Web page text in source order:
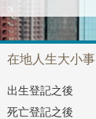
在地人生大小事
出生登記之後
死亡登記之後